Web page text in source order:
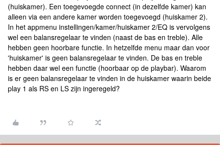
(huiskamer). Een toegevoegde connect (in dezelfde kamer) kan
alleen via een andere kamer worden toegevoegd (huiskamer 2).
In het appmenu instellingen/kamer/huiskamer 2/EQ is vervolgens
wel een balansregelaar te vinden (naast de bas en treble). Alle
hebben geen hoorbare functie. In hetzelfde menu maar dan voor
'huiskamer' is geen balansregelaar te vinden. De bas en treble
hebben daar wel een functie (hoorbaar op de playbar). Waarom
is er geen balansregelaar te vinden in de huiskamer waarin beide
play 1 als RS en LS zijn ingeregeld?